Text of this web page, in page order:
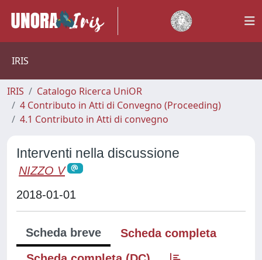
IRIS
IRIS
Catalogo Ricerca UniOR
4 Contributo in Atti di Convegno (Proceeding)
4.1 Contributo in Atti di convegno
Interventi nella discussione
NIZZO V
2018-01-01
Scheda breve
Scheda completa